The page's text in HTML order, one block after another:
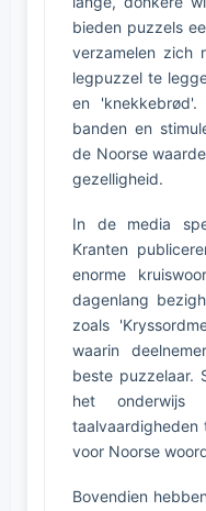
bieden puzzels
verzamelen zich
legpuzzel te
en
banden en
de Noorse
gezelligheid.
In de media
Kranten
enorme
dagenlang
zoals
waarin
beste puzzelaar.
het
taalvaardigheden
voor Noorse
Bovendien